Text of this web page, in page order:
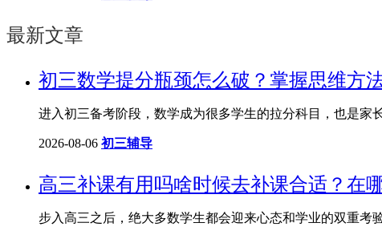
最新文章
初三数学提分瓶颈怎么破？掌握思维方
进入初三备考阶段，数学成为很多学生的拉分科目，也是
2026-08-06 初三辅导
高三补课有用吗啥时候去补课合适？在
步入高三之后，绝大多数学生都会迎来心态和学业的双重